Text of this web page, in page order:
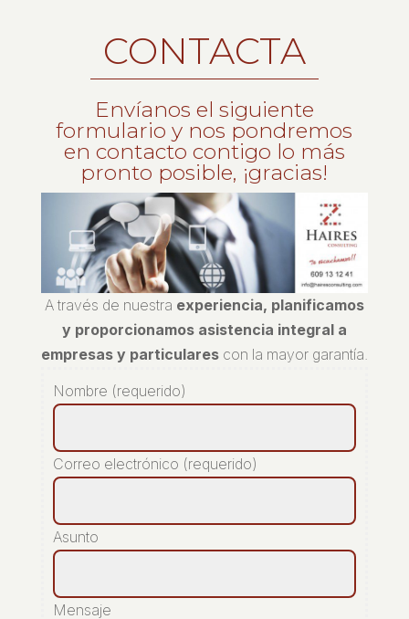
CONTACTA
Envíanos el siguiente
formulario y nos pondremos
en contacto contigo lo más
pronto posible, ¡gracias!
A través de nuestra experiencia, planificamos
y proporcionamos asistencia integral a
empresas y particularescon la mayor garantía.
Nombre (requerido)
Correo electrónico (requerido)
Asunto
Mensaje